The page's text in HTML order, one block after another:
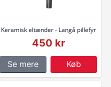
Keramisk eltænder - Langå pillefyr
450 kr
Se mere Køb